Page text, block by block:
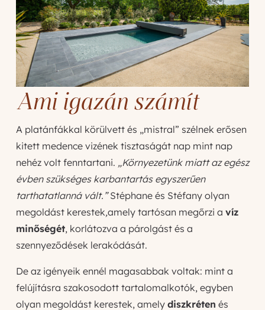
Ami igazán számít
A platánfákkal körülvett és „mistral” szélnek erősen
kitett medence vizének tisztaságát nap mint nap
nehéz volt fenntartani. „Környezetünk miatt az egész
évben szükséges karbantartás egyszerűen
tarthatatlanná vált.”Stéphane és Stéfany olyan
megoldást kerestek,amely tartósan megőrzi a víz
minőségét, korlátozva a párolgást és a
szennyeződések lerakódását.
De az igényeik ennél magasabbak voltak: mint a
felújításra szakosodott tartalomalkotók, egyben
olyan megoldást kerestek, amely diszkréten és